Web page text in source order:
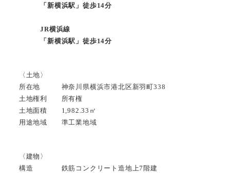
「新横浜駅」徒歩14分
JR横浜線
「新横浜駅」徒歩14分
〈土地〉
所在地 神奈川県横浜市港北区新羽町338
土地権利 所有権
土地面積 1,982.33㎡
用途地域 準工業地域
〈建物〉
構造 鉄筋コンクリート造地上7階建